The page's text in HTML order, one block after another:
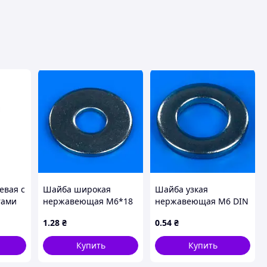
с
Шайба широкая
нержавеющая M6*18
1.28 ₴
Купить
Шайба узкая
нержавеющая М6 DIN
0.54 ₴
Купить